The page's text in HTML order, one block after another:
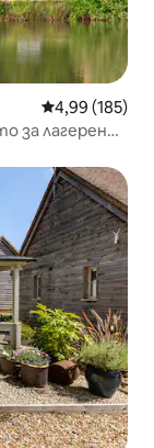
Средна
4,99 (185)
за лагерен